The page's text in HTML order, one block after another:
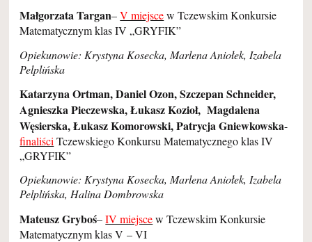
Małgorzata Targan–V miejscew Tczewskim Konkursie
Matematycznym klas IV „GRYFIK”
Opiekunowie: Krystyna Kosecka, Marlena Aniołek, Izabela
Pelplińska
Katarzyna Ortman, Daniel Ozon, Szczepan Schneider,
Agnieszka Pieczewska, Łukasz Kozioł, Magdalena
Węsierska, Łukasz Komorowski, Patrycja Gniewkowska-
finaliści Tczewskiego Konkursu Matematycznego klas IV
„GRYFIK”
Opiekunowie: Krystyna Kosecka, Marlena Aniołek, Izabela
Pelplińska, Halina Dombrowska
Mateusz Gryboś–IV miejscew Tczewskim Konkursie
Matematycznym klas V – VI